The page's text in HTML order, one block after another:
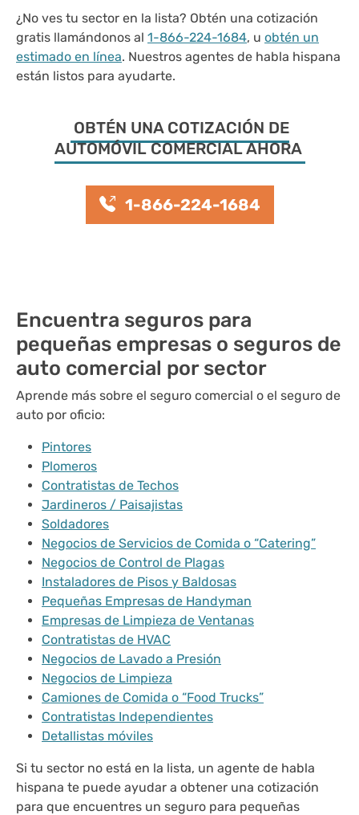
¿No ves tu sector en la lista? Obtén una cotización
gratis llamándonos al 1-866-224-1684, u obtén un
estimado en línea. Nuestros agentes de habla hispana
están listos para ayudarte.
OBTÉN UNA COTIZACIÓN DE
AUTOMÓVIL COMERCIAL AHORA
1-866-224-1684
Encuentra seguros para
pequeñas empresas o seguros de
auto comercial por sector
Aprende más sobre el seguro comercial o el seguro de
auto por oficio:
Pintores
Plomeros
Contratistas de Techos
Jardineros / Paisajistas
Soldadores
Negocios de Servicios de Comida o “Catering”
Negocios de Control de Plagas
Instaladores de Pisos y Baldosas
Pequeñas Empresas de Handyman
Empresas de Limpieza de Ventanas
Contratistas de HVAC
Negocios de Lavado a Presión
Negocios de Limpieza
Camiones de Comida o “Food Trucks”
Contratistas Independientes
Detallistas móviles
Si tu sector no está en la lista, un agente de habla
hispana te puede ayudar a obtener una cotización
para que encuentres un seguro para pequeñas